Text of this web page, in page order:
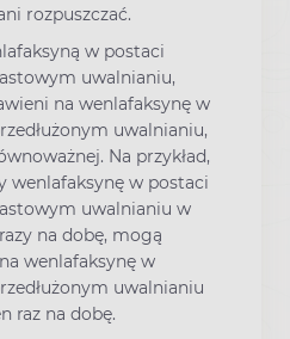
rozpuszczać.
w postaci
uwalnianiu,
na wenlafaksynę w
uwalnianiu,
Na przykład,
wenlafaksynę w postaci
uwalnianiu w
na dobę, mogą
wenlafaksynę w
uwalnianiu
raz na dobę.